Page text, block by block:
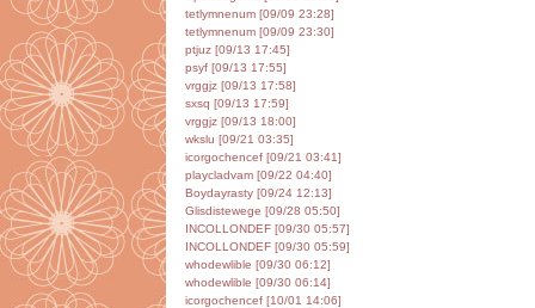
tetlymnenum [09/09 23:28]
tetlymnenum [09/09 23:30]
ptjuz [09/13 17:45]
psyf [09/13 17:55]
vrggjz [09/13 17:58]
sxsq [09/13 17:59]
vrggjz [09/13 18:00]
wkslu [09/21 03:35]
icorgochencef [09/21 03:41]
playcladvam [09/22 04:40]
Boydayrasty [09/24 12:13]
Glisdistewege [09/28 05:50]
INCOLLONDEF [09/30 05:57]
INCOLLONDEF [09/30 05:59]
whodewlible [09/30 06:12]
whodewlible [09/30 06:14]
icorgochencef [10/01 14:06]